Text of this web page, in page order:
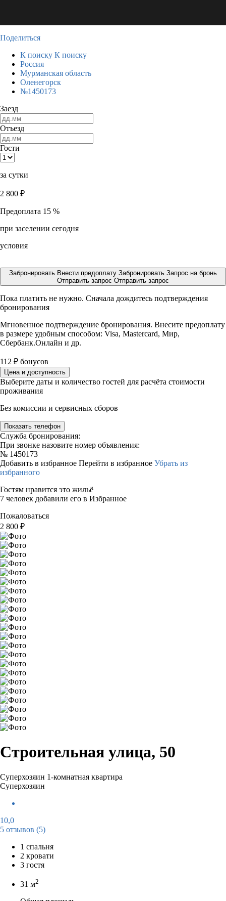
Поделиться
К поиску К поиску
Россия
Мурманская область
Оленегорск
№1450173
Заезд
Отъезд
Гости
за сутки
2 800 ₽
Предоплата 15 %
при заселении сегодня
условия
Забронировать Внести предоплату Забронировать Запрос на бронь
Отправить запрос Отправить запрос
Пока платить не нужно. Сначала дождитесь подтверждения
бронирования
Мгновенное подтверждение бронирования. Внесите предоплату
в размере удобным способом: Visa, Mastercard, Мир,
Сбербанк.Онлайн и др.
112 ₽ бонусов
Цена и доступность
Выберите даты и количество гостей для расчёта стоимости
проживания
Без комиссии и сервисных сборов
Показать телефон
Служба бронирования:
При звонке назовите номер объявления:
№ 1450173
Добавить в избранное Перейти в избранное Убрать из
избранного
Гостям нравится это жильё
7 человек добавили его в Избранное
Пожаловаться
2 800 ₽
Строительная улица, 50
Суперхозяин 1-комнатная квартира
Суперхозяин
10,0
5 отзывов (5)
1 спальня
2 кровати
3 гостя
31 м2